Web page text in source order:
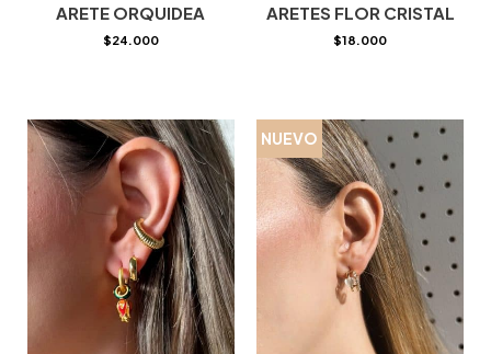
ARETE ORQUIDEA
$24.000
ARETES FLOR CRISTAL
$18.000
NUEVO